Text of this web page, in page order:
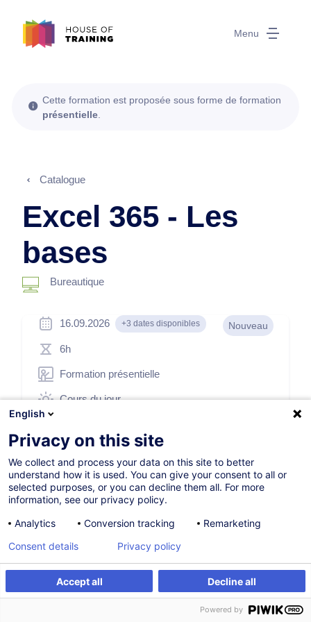
Menu
S'inscrire Formation sur mesure
Cette formation est proposée sous forme de formation
présentielle
Catalogue
Excel 365 - Les
bases
Bureautique
Nouveau
16.09.2026 +3 dates disponibles
6h
Formation présentielle
Cours du jour
012668
410,00EUR(+3% TVA)
S'inscrire
Formation sur mesure
English
Privacy on this site
We collect and process your data on this site to better
understand how it is used. You can give your consent to all or
selected purposes, or you can decline them all. For more
information, see our privacy policy.
Analytics
Conversion tracking Remarketing
Accept all Decline all
Consent details Privacy policy
Powered by